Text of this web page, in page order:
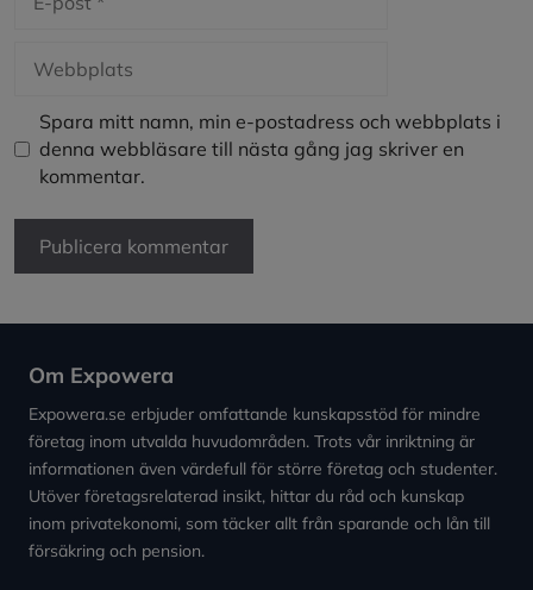
post
Spara mitt namn, min e-postadress och webbplats i
denna webbläsare till nästa gång jag skriver en
kommentar.
Om Expowera
Expowera.se erbjuder omfattande kunskapsstöd för mindre
företag inom utvalda huvudområden. Trots vår inriktning är
informationen även värdefull för större företag och studenter.
Utöver företagsrelaterad insikt, hittar du råd och kunskap
inom privatekonomi, som täcker allt från sparande och lån till
försäkring och pension.